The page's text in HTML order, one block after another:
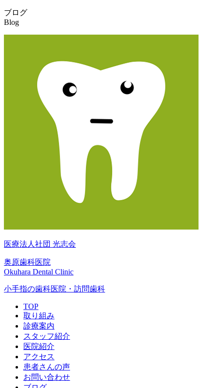
ブログ
Blog
医療法人社団 光志会
奥原歯科医院
Okuhara Dental Clinic
小手指の歯科医院・訪問歯科
TOP
取り組み
診療案内
スタッフ紹介
医院紹介
アクセス
患者さんの声
お問い合わせ